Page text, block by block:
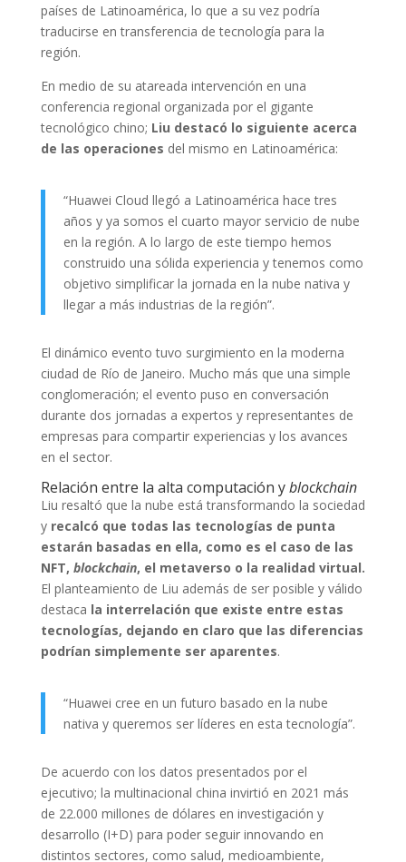
países de Latinoamérica, lo que a su vez podría
traducirse en transferencia de tecnología para la
región.
En medio de su atareada intervención en una
conferencia regional organizada por el gigante
tecnológico chino; Liu destacó lo siguiente acerca
de las operaciones del mismo en Latinoamérica:
“Huawei Cloud llegó a Latinoamérica hace tres
años y ya somos el cuarto mayor servicio de nube
en la región. A lo largo de este tiempo hemos
construido una sólida experiencia y tenemos como
objetivo simplificar la jornada en la nube nativa y
llegar a más industrias de la región”.
El dinámico evento tuvo surgimiento en la moderna
ciudad de Río de Janeiro. Mucho más que una simple
conglomeración; el evento puso en conversación
durante dos jornadas a expertos y representantes de
empresas para compartir experiencias y los avances
en el sector.
Relación entre la alta computación yblockchain
Liu resaltó que la nube está transformando la sociedad
yrecalcó que todas las tecnologías de punta
estarán basadas en ella, como es el caso de las
NFT, blockchain, el metaverso o la realidad virtual.
El planteamiento de Liu además de ser posible y válido
destaca la interrelación que existe entre estas
tecnologías, dejando en claro que las diferencias
podrían simplemente ser aparentes.
“Huawei cree en un futuro basado en la nube
nativa y queremos ser líderes en esta tecnología”.
De acuerdo con los datos presentados por el
ejecutivo; la multinacional china invirtió en 2021 más
de 22.000 millones de dólares en investigación y
desarrollo (I+D) para poder seguir innovando en
distintos sectores, como salud, medioambiente,